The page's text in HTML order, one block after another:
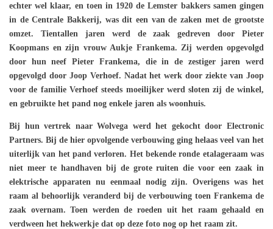
echter wel klaar, en toen in 1920 de Lemster bakkers samen gingen
in de Centrale Bakkerij, was dit een van de zaken met de grootste
omzet. Tientallen jaren werd de zaak gedreven door Pieter
Koopmans en zijn vrouw Aukje Frankema. Zij werden opgevolgd
door hun neef Pieter Frankema, die in de zestiger jaren werd
opgevolgd door Joop Verhoef. Nadat het werk door ziekte van Joop
voor de familie Verhoef steeds moeilijker werd sloten zij de winkel,
en gebruikte het pand nog enkele jaren als woonhuis.
Bij hun vertrek naar Wolvega werd het gekocht door Electronic
Partners. Bij de hier opvolgende verbouwing ging helaas veel van het
uiterlijk van het pand verloren. Het bekende ronde etalageraam was
niet meer te handhaven bij de grote ruiten die voor een zaak in
elektrische apparaten nu eenmaal nodig zijn. Overigens was het
raam al behoorlijk veranderd bij de verbouwing toen Frankema de
zaak overnam. Toen werden de roeden uit het raam gehaald en
verdween het hekwerkje dat op deze foto nog op het raam zit.